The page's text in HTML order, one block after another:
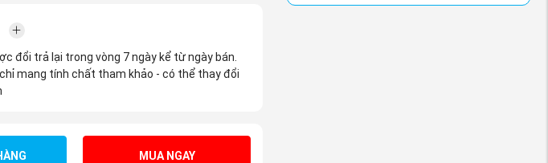
đổi trả lại trong vòng 7 ngày kể từ ngày bán.
mang tính chất tham khảo - có thể thay đổi
MUA NGAY